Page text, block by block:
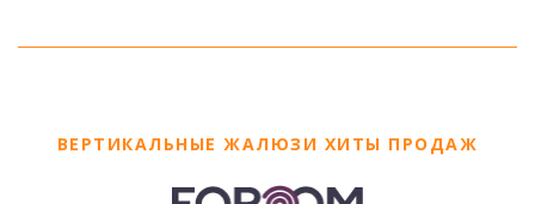
ВЕРТИКАЛЬНЫЕ ЖАЛЮЗИ ХИТЫ ПРОДАЖ